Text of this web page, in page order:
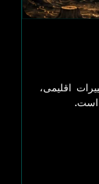
اقلیمی،
است.